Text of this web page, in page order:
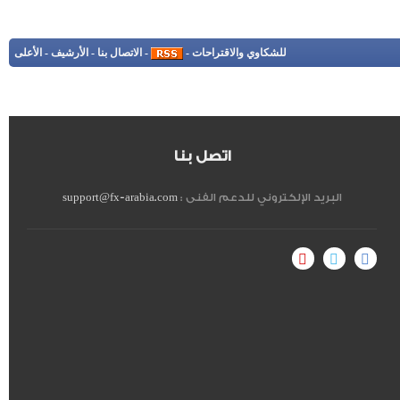
للشكاوي والاقتراحات -
- الاتصال بنا - الأرشيف - الأعلى
اتصل بنا
البريد الإلكتروني للدعم الفنى :support@fx-arabia.com